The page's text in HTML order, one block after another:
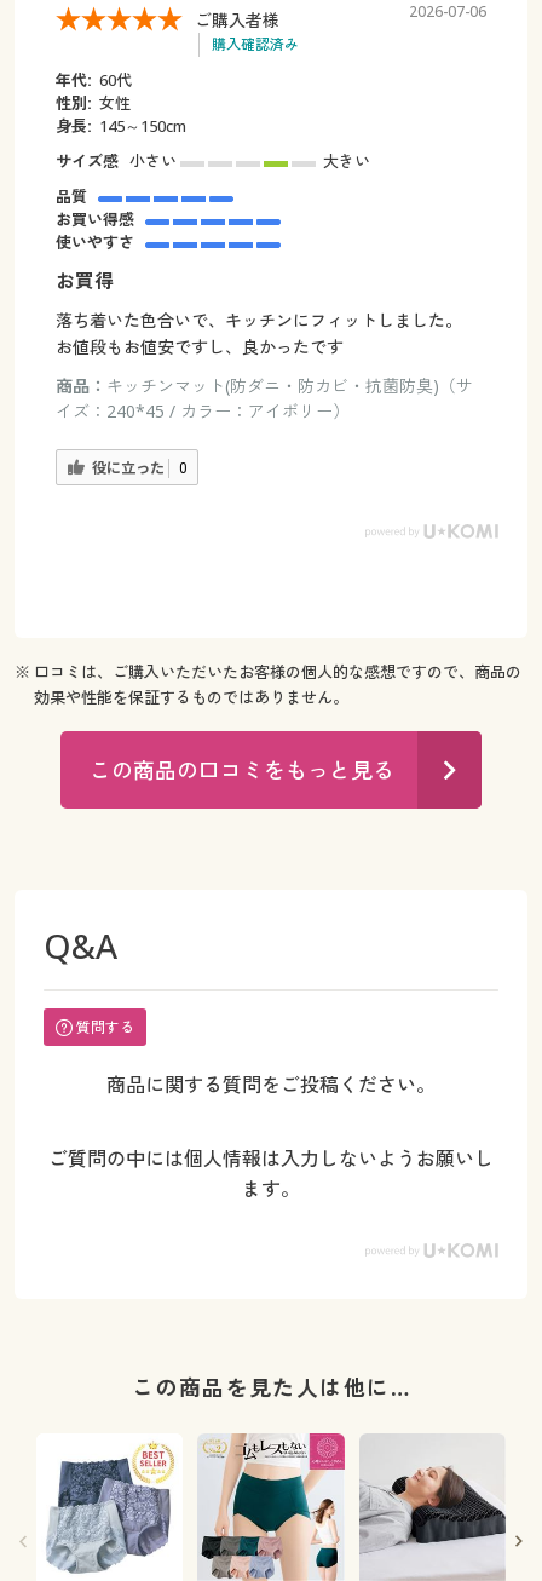
ご購入者様
購入確認済み
2026-07-06
年代: 60代
性別: 女性
身長: 145～150cm
サイズ感 小さい
大きい
品質
お買い得感
使いやすさ
お買得
落ち着いた色合いで、キッチンにフィットしました。
お値段もお値安ですし、良かったです
商品： キッチンマット(防ダニ・防カビ・抗菌防臭)（サ
イズ：240*45 / カラー：アイボリー）
役に立った 0
※ 口コミは、ご購入いただいたお客様の個人的な感想ですので、商品の
効果や性能を保証するものではありません。
この商品の口コミをもっと見る
Q&A
質問する
商品に関する質問をご投稿ください。
ご質問の中には個人情報は入力しないようお願いし
ます。
この商品を見た人は他に…